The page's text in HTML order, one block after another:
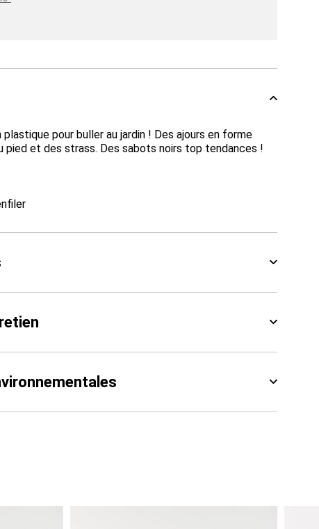
pour buller au jardin ! Des ajours en forme
pied et des strass. Des sabots noirs top tendances !